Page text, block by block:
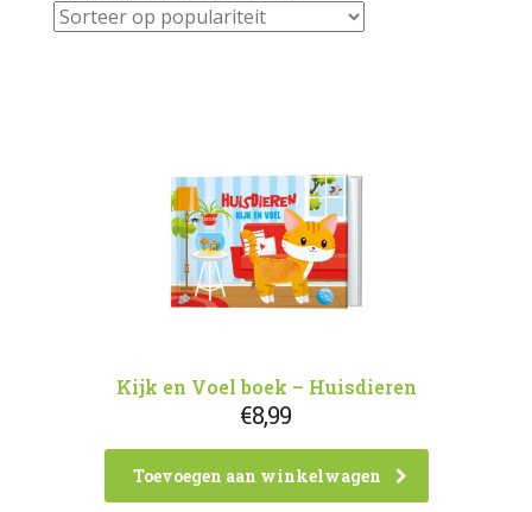
Kijk en Voel boek – Huisdieren
€8,99
Toevoegen aan winkelwagen